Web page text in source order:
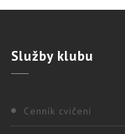
Službyklubu
Cenník cvičení